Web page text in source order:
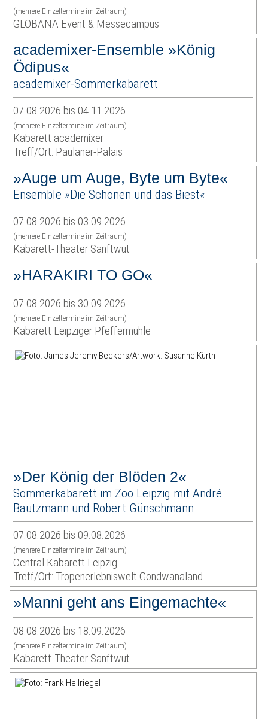
(mehrere Einzeltermine im Zeitraum)
GLOBANA Event & Messecampus
academixer-Ensemble »König
Ödipus«
academixer-Sommerkabarett
07.08.2026 bis 04.11.2026
(mehrere Einzeltermine im Zeitraum)
Kabarett academixer
Treff/Ort: Paulaner-Palais
»Auge um Auge, Byte um Byte«
Ensemble »Die Schönen und das Biest«
07.08.2026 bis 03.09.2026
(mehrere Einzeltermine im Zeitraum)
Kabarett-Theater Sanftwut
»HARAKIRI TO GO«
07.08.2026 bis 30.09.2026
(mehrere Einzeltermine im Zeitraum)
Kabarett Leipziger Pfeffermühle
»Der König der Blöden 2«
Sommerkabarett im Zoo Leipzig mit André
Bautzmann und Robert Günschmann
07.08.2026 bis 09.08.2026
(mehrere Einzeltermine im Zeitraum)
Central Kabarett Leipzig
Treff/Ort: Tropenerlebniswelt Gondwanaland
»Manni geht ans Eingemachte«
08.08.2026 bis 18.09.2026
(mehrere Einzeltermine im Zeitraum)
Kabarett-Theater Sanftwut